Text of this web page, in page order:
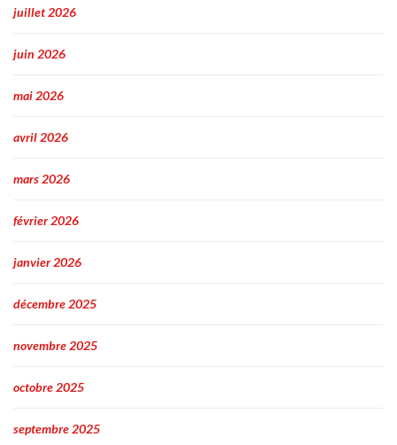
juillet 2026
juin 2026
mai 2026
avril 2026
mars 2026
février 2026
janvier 2026
décembre 2025
novembre 2025
octobre 2025
septembre 2025